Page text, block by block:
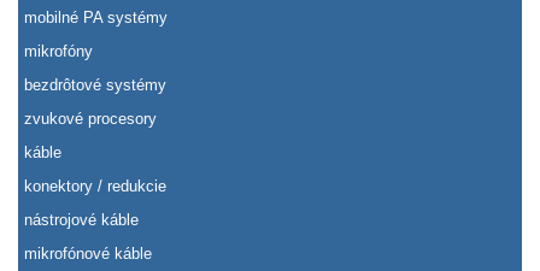
mobilné PA systémy
mikrofóny
bezdrôtové systémy
zvukové procesory
káble
konektory / redukcie
nástrojové káble
mikrofónové káble